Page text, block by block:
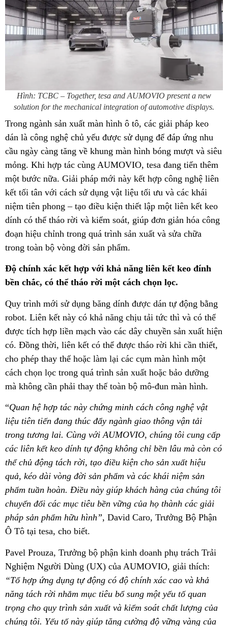
Hình: TCBC – Together, tesa and AUMOVIO present a new
solution for the mechanical integration of automotive displays.
Trong ngành sản xuất màn hình ô tô, các giải pháp keo
dán là công nghệ chủ yếu được sử dụng để đáp ứng nhu
cầu ngày càng tăng về khung màn hình bóng mượt và siêu
mỏng. Khi hợp tác cùng AUMOVIO, tesa đang tiến thêm
một bước nữa. Giải pháp mới này kết hợp công nghệ liên
kết tối tân với cách sử dụng vật liệu tối ưu và các khái
niệm tiên phong – tạo điều kiện thiết lập một liên kết keo
dính có thể tháo rời và kiểm soát, giúp đơn giản hóa công
đoạn hiệu chỉnh trong quá trình sản xuất và sửa chữa
trong toàn bộ vòng đời sản phẩm.
Độ chính xác kết hợp với khả năng liên kết keo đính
bền chắc, có thể tháo rời một cách chọn lọc.
Quy trình mới sử dụng băng dính được dán tự động bằng
robot. Liên kết này có khả năng chịu tải tức thì và có thể
được tích hợp liền mạch vào các dây chuyền sản xuất hiện
có. Đồng thời, liên kết có thể được tháo rời khi cần thiết,
cho phép thay thế hoặc làm lại các cụm màn hình một
cách chọn lọc trong quá trình sản xuất hoặc bảo dưỡng
mà không cần phải thay thế toàn bộ mô-đun màn hình.
“Quan hệ hợp tác này chứng minh cách công nghệ vật
liệu tiên tiến đang thúc đẩy ngành giao thông vận tải
trong tương lai. Cùng với AUMOVIO, chúng tôi cung cấp
các liên kết keo dính tự động không chỉ bền lâu mà còn có
thể chủ động tách rời, tạo điều kiện cho sản xuất hiệu
quả, kéo dài vòng đời sản phẩm và các khái niệm sản
phẩm tuần hoàn. Điều này giúp khách hàng của chúng tôi
chuyển đổi các mục tiêu bền vững của họ thành các giải
pháp sản phẩm hữu hình”, David Caro, Trưởng Bộ Phận
Ô Tô tại tesa, cho biết.
Pavel Prouza, Trưởng bộ phận kinh doanh phụ trách Trải
Nghiệm Người Dùng (UX) của AUMOVIO, giải thích:
“Tổ hợp ứng dụng tự động có độ chính xác cao và khả
năng tách rời nhắm mục tiêu bổ sung một yếu tố quan
trọng cho quy trình sản xuất và kiểm soát chất lượng của
chúng tôi. Yếu tố này giúp tăng cường độ vững vàng của